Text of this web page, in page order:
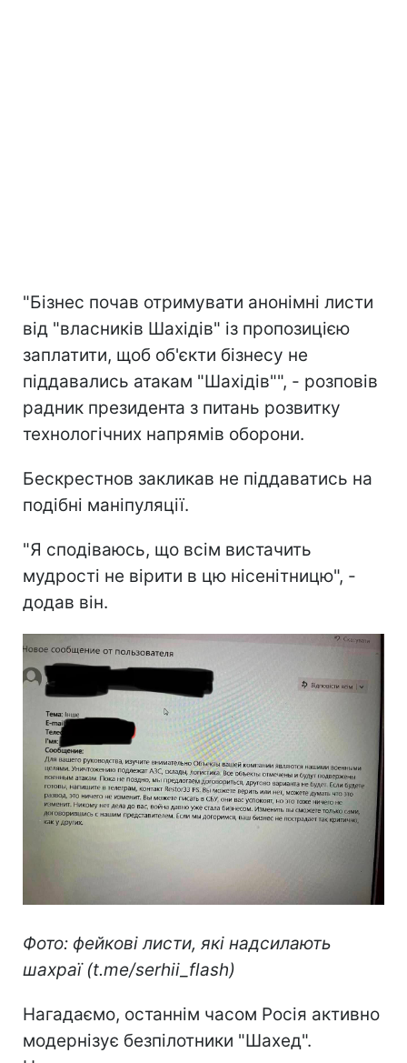
"Бізнес почав отримувати анонімні листи
від "власників Шахідів" із пропозицією
заплатити, щоб об'єкти бізнесу не
піддавались атакам "Шахідів"", - розповів
радник президента з питань розвитку
технологічних напрямів оборони.
Бескрестнов закликав не піддаватись на
подібні маніпуляції.
"Я сподіваюсь, що всім вистачить
мудрості не вірити в цю нісенітницю", -
додав він.
Фото: фейкові листи, які надсилають
шахраї (t.me/serhii_flash)
Нагадаємо, останнім часом Росія активно
модернізує безпілотники "Шахед".